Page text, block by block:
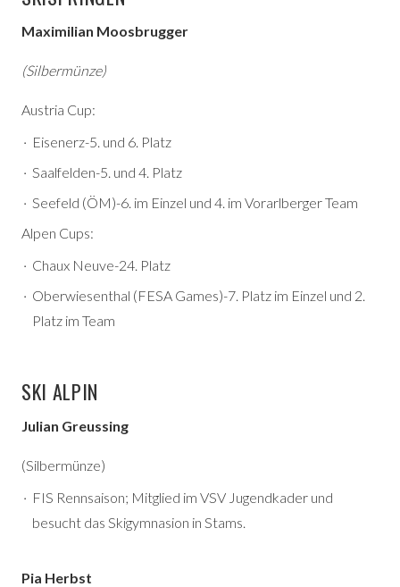
Maximilian Moosbrugger
(Silbermünze)
Austria Cup:
Eisenerz-5. und 6. Platz
Saalfelden-5. und 4. Platz
Seefeld (ÖM)-6. im Einzel und 4. im Vorarlberger Team
Alpen Cups:
Chaux Neuve-24. Platz
Oberwiesenthal (FESA Games)-7. Platz im Einzel und 2.
Platz im Team
SKI ALPIN
Julian Greussing
(Silbermünze)
FIS Rennsaison; Mitglied im VSV Jugendkader und
besucht das Skigymnasion in Stams.
Pia Herbst